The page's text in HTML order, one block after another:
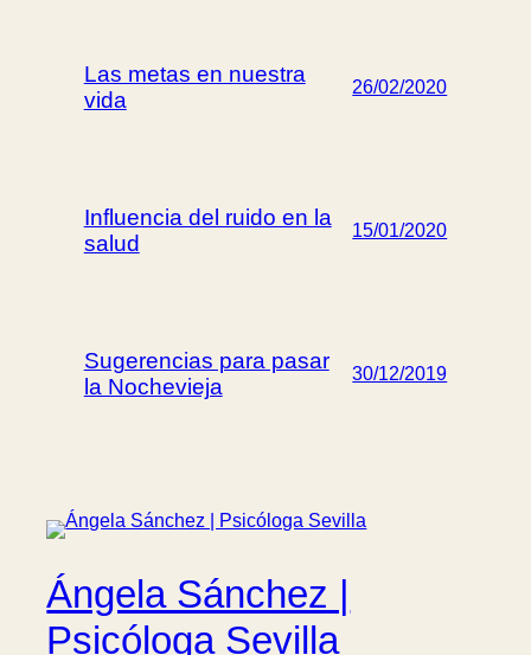
Las metas en nuestra
vida
26/02/2020
Influencia del ruido en la
salud
15/01/2020
Sugerencias para pasar
la Nochevieja
30/12/2019
Ángela Sánchez |
Psicóloga Sevilla